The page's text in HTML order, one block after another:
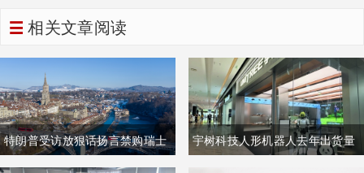
相关文章阅读
特朗普受访放狠话扬言禁购瑞士
宇树科技人形机器人去年出货量